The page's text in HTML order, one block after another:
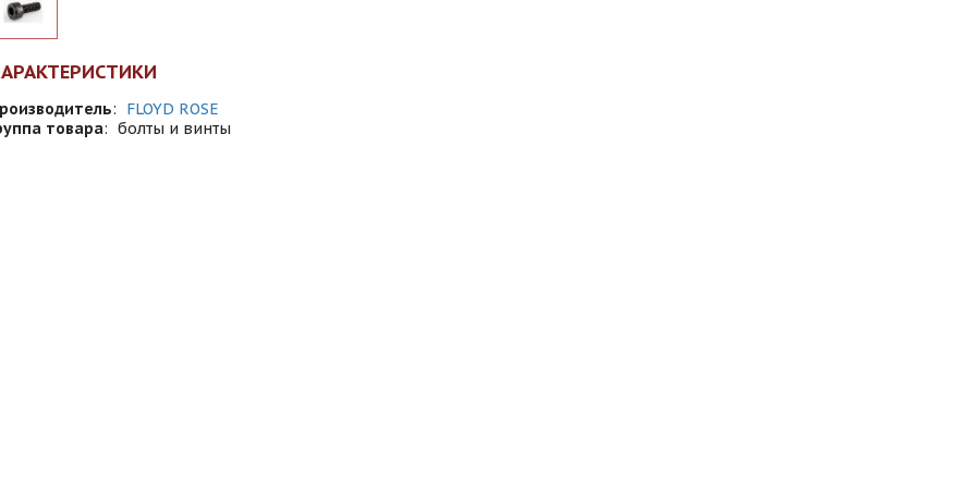
:
FLOYD ROSE
товара: болты и винты